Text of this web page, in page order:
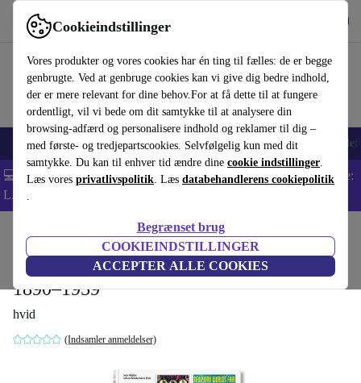
Cookieindstillinger
Vores produkter og vores cookies har én ting til fælles: de er begge
genbrugte. Ved at genbruge cookies kan vi give dig bedre indhold,
der er mere relevant for dine behov.For at få dette til at fungere
ordentligt, vil vi bede om dit samtykke til at analysere din
browsing-adfærd og personalisere indhold og reklamer til dig –
med første- og tredjepartscookies. Selvfølgelig kun med dit
samtykke. Du kan til enhver tid ændre dine cookie indstillinger.
Læs vores privatlivspolitik. Læs databehandlerens cookiepolitik
.
Begrænset brug
COOKIEINDSTILLINGER
ACCEPTER ALLE COOKIES
Brug refurbed hurtigt og nemt
Smartphones Bærbare Tablets Smartwatches Tilbehør
💻 Ekstra 5% rabat på alle MacBooks og bærbare computere - Kode:
LAPTOP5 -
Husholdning Møbler
The History of Graphic Design. Vol. 1.
1890–1959
hvid
(Indsamler anmeldelser)